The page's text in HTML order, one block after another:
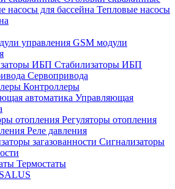
Тепловые насосы
GSM модули
Стабилизаторы ИБП
Сервопривода
Контроллеры
Управляющая
Регуляторы отопления
Реле давления
Сигнализаторы
Термостаты
SALUS